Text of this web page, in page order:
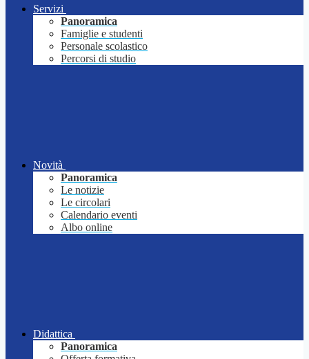
Servizi
Panoramica
Famiglie e studenti
Personale scolastico
Percorsi di studio
Novità
Panoramica
Le notizie
Le circolari
Calendario eventi
Albo online
Didattica
Panoramica